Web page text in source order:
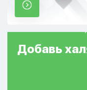
Добавь